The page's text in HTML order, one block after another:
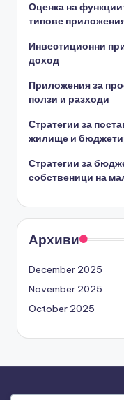
Оценка на
типове
Инвестиционни
доход
Приложения за
ползи и разходи
Стратегии за
жилище и
Стратегии за
собственици на
Архиви
December 2025
November 2025
October 2025